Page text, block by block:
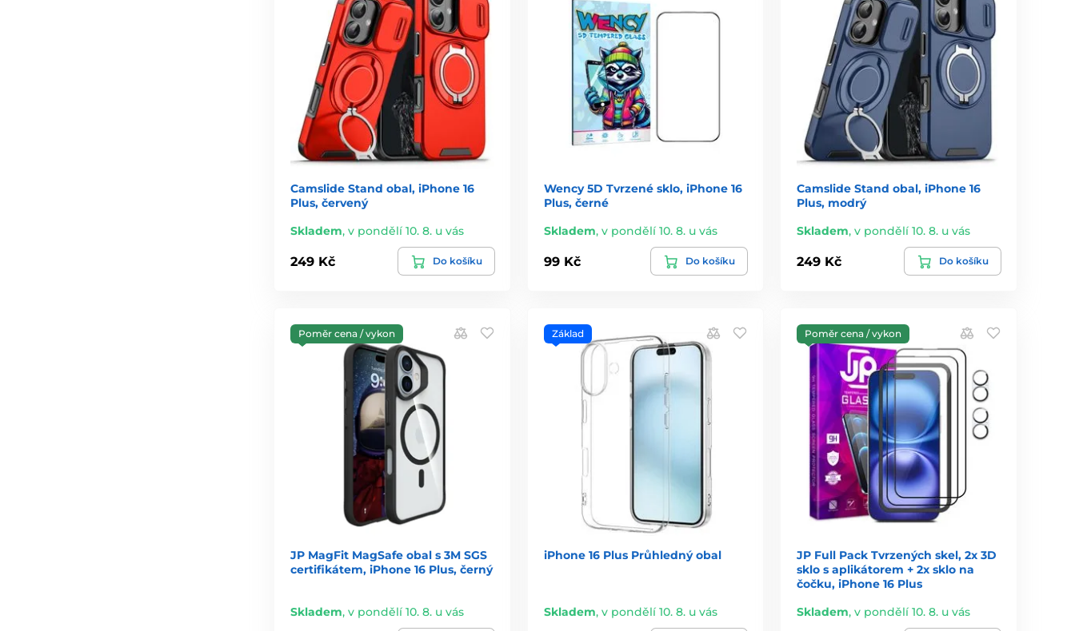
Camslide Stand obal, iPhone 16
Plus, červený
Skladem, v pondělí 10. 8. u vás
249 Kč Do košíku
Wency 5D Tvrzené sklo, iPhone 16
Plus, černé
Skladem, v pondělí 10. 8. u vás
99 Kč Do košíku
Camslide Stand obal, iPhone 16
Plus, modrý
Skladem,v pondělí 10. 8. u vás
249 Kč Do košíku
Poměr cena / vykon
JP MagFit MagSafe obal s 3M SGS
certifikátem, iPhone 16 Plus, černý
Skladem, v pondělí 10. 8. u vás
Základ
iPhone 16 Plus Průhledný obal
Skladem, v pondělí 10. 8. u vás
Poměr cena / vykon
JP Full Pack Tvrzených skel, 2x 3D
sklo s aplikátorem + 2x sklo na
čočku, iPhone 16 Plus
Skladem,v pondělí 10. 8. u vás